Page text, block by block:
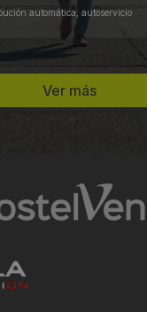
automática, autoservicio
Ver más